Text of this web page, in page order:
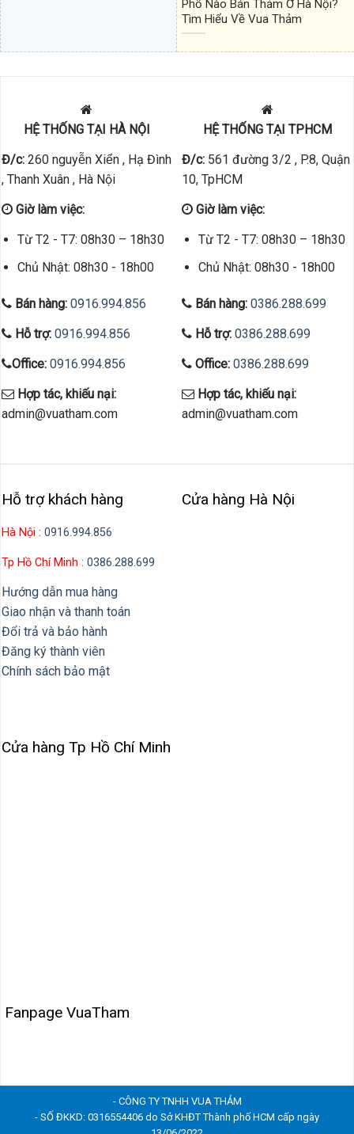
Phố Nào Bán Thảm Ở Hà Nội?
Tìm Hiểu Về Vua Thảm
HỆ THỐNG TẠI HÀ NỘI
Đ/c:260 nguyễn Xiển , Hạ Đình
, Thanh Xuân , Hà Nội
Giờ làm việc:
Từ T2 - T7: 08h30 – 18h30
Chủ Nhật: 08h30 - 18h00
Bán hàng: 0916.994.856
Hỗ trợ: 0916.994.856
Office: 0916.994.856
Hợp tác, khiếu nại:
admin@vuatham.com
HỆ THỐNG TẠI TPHCM
Đ/c:561 đường 3/2 , P.8, Quận
10, TpHCM
Giờ làm việc:
Từ T2 - T7: 08h30 – 18h30
Chủ Nhật: 08h30 - 18h00
Bán hàng: 0386.288.699
Hỗ trợ: 0386.288.699
Office: 0386.288.699
Hợp tác, khiếu nại:
admin@vuatham.com
Hỗ trợ khách hàng
Hà Nội : 0916.994.856
Tp Hồ Chí Minh : 0386.288.699
Hướng dẫn mua hàng
Giao nhận và thanh toán
Đổi trả và bảo hành
Đăng ký thành viên
Chính sách bảo mật
Cửa hàng Hà Nội
Cửa hàng Tp Hồ Chí Minh
Fanpage VuaTham
- CÔNG TY TNHH VUA THẢM
- SỐ ĐKKD: 0316554406 do Sở KHĐT Thành phố HCM cấp ngày